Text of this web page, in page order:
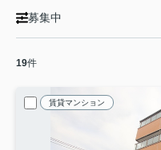
募集中
19件
賃貸マンション